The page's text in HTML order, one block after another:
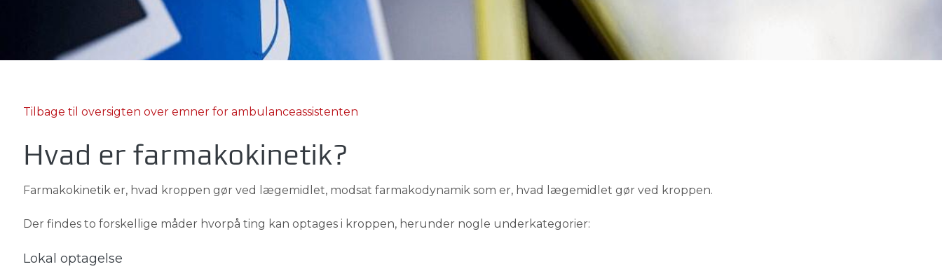
Tilbage til oversigten over emner for ambulanceassistenten
Hvad er farmakokinetik?
Farmakokinetik er, hvad kroppen gør ved lægemidlet, modsat farmakodynamik som er, hvad lægemidlet gør ved kroppen.
Der findes to forskellige måder hvorpå ting kan optages i kroppen, herunder nogle underkategorier:
Lokal optagelse